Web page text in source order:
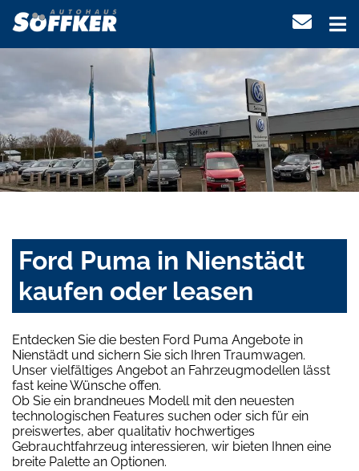
Ford Puma in Nienstädt
kaufen oder leasen
Entdecken Sie die besten Ford Puma Angebote in
Nienstädt und sichern Sie sich Ihren Traumwagen.
Unser vielfältiges Angebot an Fahrzeugmodellen lässt
fast keine Wünsche offen.
Ob Sie ein brandneues Modell mit den neuesten
technologischen Features suchen oder sich für ein
preiswertes, aber qualitativ hochwertiges
Gebrauchtfahrzeug interessieren, wir bieten Ihnen eine
breite Palette an Optionen.